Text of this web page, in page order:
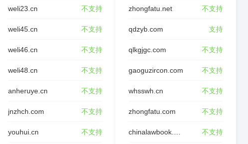
weli23.cn 不支持
weli45.cn 不支持
weli46.cn 不支持
weli48.cn 不支持
anheruye.cn 不支持
jnzhch.com 不支持
youhui.cn 不支持
zhongfatu.net 不支持
qdzyb.com 支持
qlkgjgc.com 不支持
gaoguzircon.com 不支持
whsswh.cn 不支持
zhongfatu.com 不支持
不支持